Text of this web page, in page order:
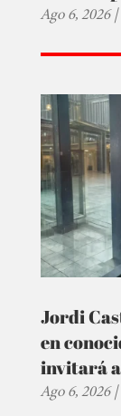
Ago 6, 2026|
Jordi
en
invitará
Ago 6, 2026|